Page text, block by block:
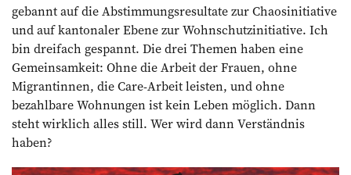
gebannt auf die Abstimmungsresultate zur Chaosinitiative
und auf kantonaler Ebene zur Wohnschutzinitiative. Ich
bin dreifach gespannt. Die drei Themen haben eine
Gemeinsamkeit: Ohne die Arbeit der Frauen, ohne
Migrantinnen, die Care-Arbeit leisten, und ohne
bezahlbare Wohnungen ist kein Leben möglich. Dann
steht wirklich alles still. Wer wird dann Verständnis
haben?